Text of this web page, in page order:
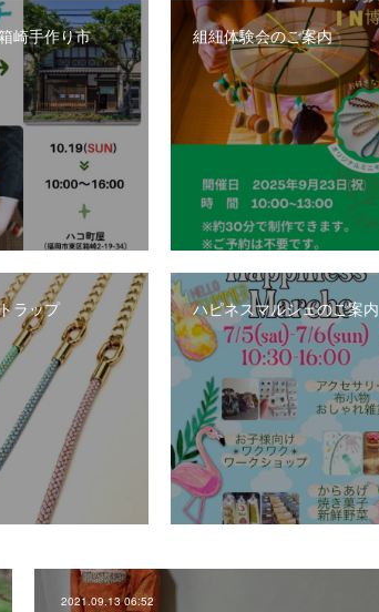
崎手作り市 組紐体験会のご案内
ラップ ハピネスマルシェのご案内
2021.09.13 06:52